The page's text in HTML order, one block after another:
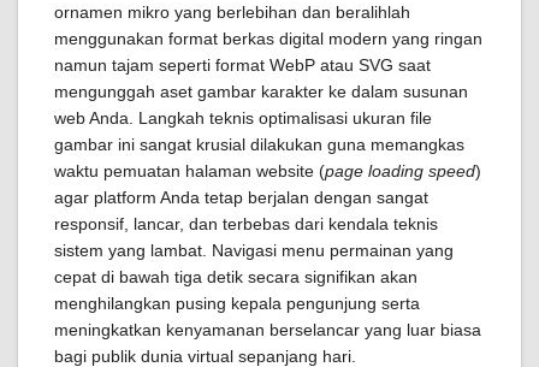
ornamen mikro yang berlebihan dan beralihlah
menggunakan format berkas digital modern yang ringan
namun tajam seperti format WebP atau SVG saat
mengunggah aset gambar karakter ke dalam susunan
web Anda. Langkah teknis optimalisasi ukuran file
gambar ini sangat krusial dilakukan guna memangkas
waktu pemuatan halaman website (page loading speed)
agar platform Anda tetap berjalan dengan sangat
responsif, lancar, dan terbebas dari kendala teknis
sistem yang lambat. Navigasi menu permainan yang
cepat di bawah tiga detik secara signifikan akan
menghilangkan pusing kepala pengunjung serta
meningkatkan kenyamanan berselancar yang luar biasa
bagi publik dunia virtual sepanjang hari.